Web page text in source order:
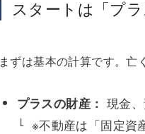
スタートは「プラ
まずは基本の計算です。亡
プラスの財産： 現金
※不動産は「固定資